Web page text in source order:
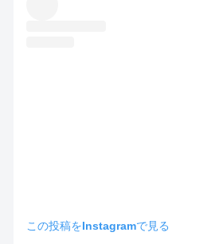
この投稿をInstagramで見る